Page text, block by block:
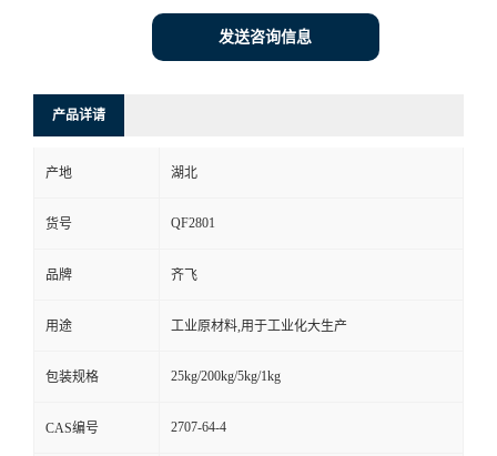
发送咨询信息
产品详请
产地 湖北
货号 QF2801
品牌 齐飞
用途 工业原材料,用于工业化大生产
包装规格 25kg/200kg/5kg/1kg
CAS编号 2707-64-4